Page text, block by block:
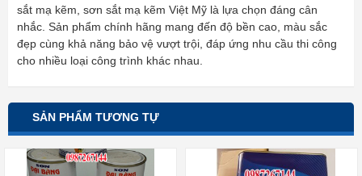
sắt mạ kẽm, sơn sắt mạ kẽm Việt Mỹ là lựa chọn đáng cân
nhắc. Sản phẩm chính hãng mang đến độ bền cao, màu sắc
đẹp cùng khả năng bảo vệ vượt trội, đáp ứng nhu cầu thi công
cho nhiều loại công trình khác nhau.
SẢN PHẨM TƯƠNG TỰ